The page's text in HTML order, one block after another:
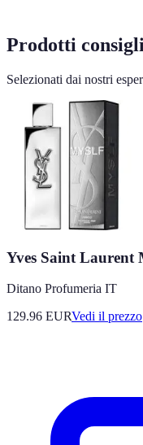
Prodotti
Selezionati dai nostri
Yves Saint
Ditano Profumeria IT
129.96 EURVedi il prezzo